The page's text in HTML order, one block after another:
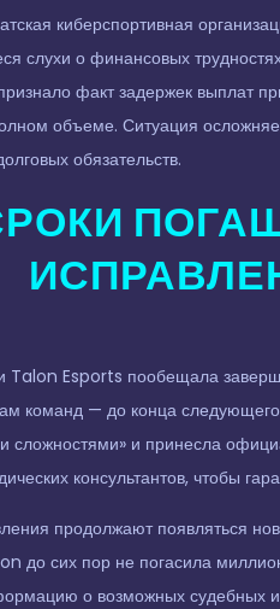
киберспортивная
слухи о финансовых
факт задержек выплат
объеме. Ситуация
обязательств.
Esports пообещала
команд — до конца
сложностями» и принесла
консультантов, чтобы
продолжают появляться
до сих пор не погасила
о возможных судебных